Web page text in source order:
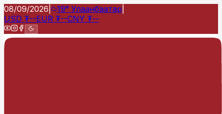
08/09/2026 19° Улаанбаатар
USD ₮--EUR ₮--CNY ₮--